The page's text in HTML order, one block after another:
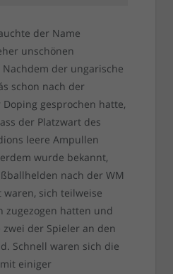
der Name
unschönen
der ungarische
schon nach der
gesprochen hatte,
der Platzwart des
leere Ampullen
wurde bekannt,
nach der WM
sich teilweise
zugezogen hatten und
der Spieler an den
Schnell waren sich die
einiger